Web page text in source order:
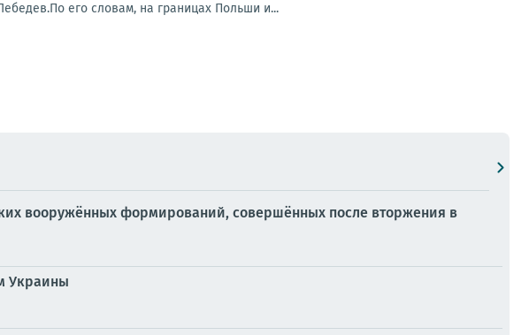
его словам, на границах Польши и...
вооружённых формирований, совершённых после вторжения в
Украины